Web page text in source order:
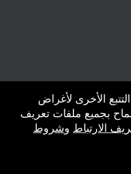
الأخرى لأغراض
بجميع ملفات تعريف
الارتباط وشروط